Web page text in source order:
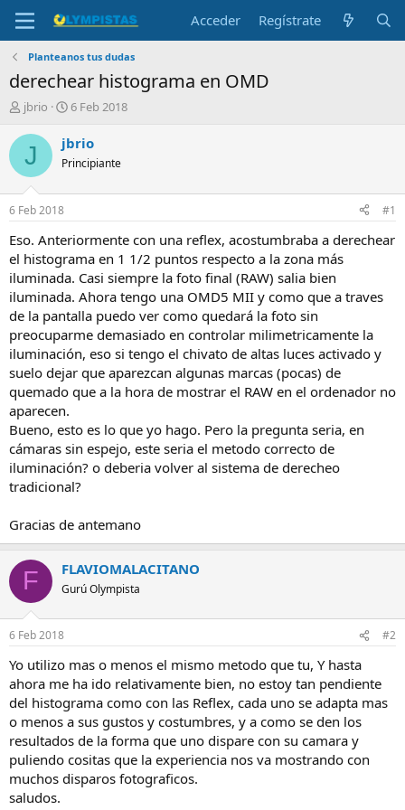
Acceder Regístrate
Planteanos tus dudas
derechear histograma en OMD
I
i
a
d
o
r
d
e
l
t
e
m
a
jbrio
F
c
h
a
i
n
c
i
o
6 Feb 2018
J jbrio
Principiante
6 Feb 2018 #1
Eso. Anteriormente con una reflex, acostumbraba a derechear
el histograma en 1 1/2 puntos respecto a la zona más
iluminada. Casi siempre la foto final (RAW) salia bien
iluminada. Ahora tengo una OMD5 MII y como que a traves
de la pantalla puedo ver como quedará la foto sin
preocuparme demasiado en controlar milimetricamente la
iluminación, eso si tengo el chivato de altas luces activado y
suelo dejar que aparezcan algunas marcas (pocas) de
quemado que a la hora de mostrar el RAW en el ordenador no
aparecen.
Bueno, esto es lo que yo hago. Pero la pregunta seria, en
cámaras sin espejo, este seria el metodo correcto de
iluminación? o deberia volver al sistema de derecheo
tradicional?
Gracias de antemano
F FLAVIOMALACITANO
Gurú Olympista
6 Feb 2018 #2
Yo utilizo mas o menos el mismo metodo que tu, Y hasta
ahora me ha ido relativamente bien, no estoy tan pendiente
del histograma como con las Reflex, cada uno se adapta mas
o menos a sus gustos y costumbres, y a como se den los
resultados de la forma que uno dispare con su camara y
puliendo cositas que la experiencia nos va mostrando con
muchos disparos fotograficos.
saludos.